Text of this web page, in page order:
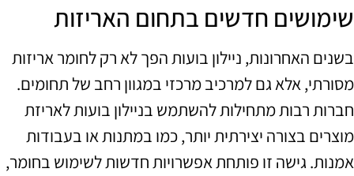
שימושים חדשים בתחום האריזות
בשנים האחרונות, ניילון בועות הפך לא רק לחומר אריזות
מסורתי, אלא גם למרכיב מרכזי במגוון רחב של תחומים.
חברות רבות מתחילות להשתמש בניילון בועות לאריזת
מוצרים בצורה יצירתית יותר, כמו במתנות או בעבודות
אמנות. גישה זו פותחת אפשרויות חדשות לשימוש בחומר,